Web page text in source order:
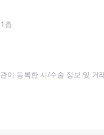
층
이 등록한 시/수술 정보 및 거